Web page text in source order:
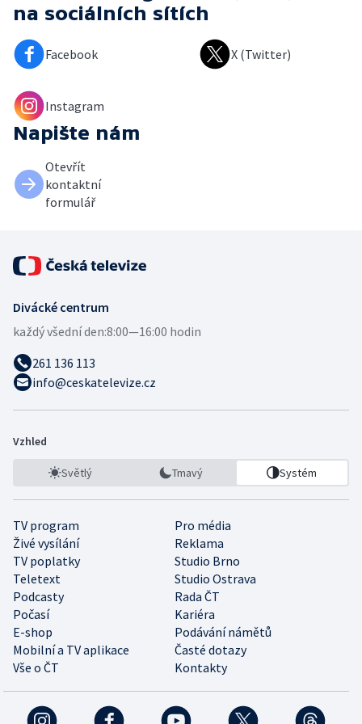
na sociálních sítích
Facebook X (Twitter)
Instagram
Napište nám
Otevřít
kontaktní
formulář
Divácké centrum
každý všední den:8:00—16:00 hodin
261 136 113
info@ceskatelevize.cz
Vzhled
Světlý Tmavý Systém
TV program
Pro média
Živé vysílání
Reklama
TV poplatky
Studio Brno
Teletext
Studio Ostrava
Podcasty
Rada ČT
Počasí
Kariéra
E-shop
Podávání námětů
Mobilní a TV aplikace
Časté dotazy
Vše o ČT
Kontakty